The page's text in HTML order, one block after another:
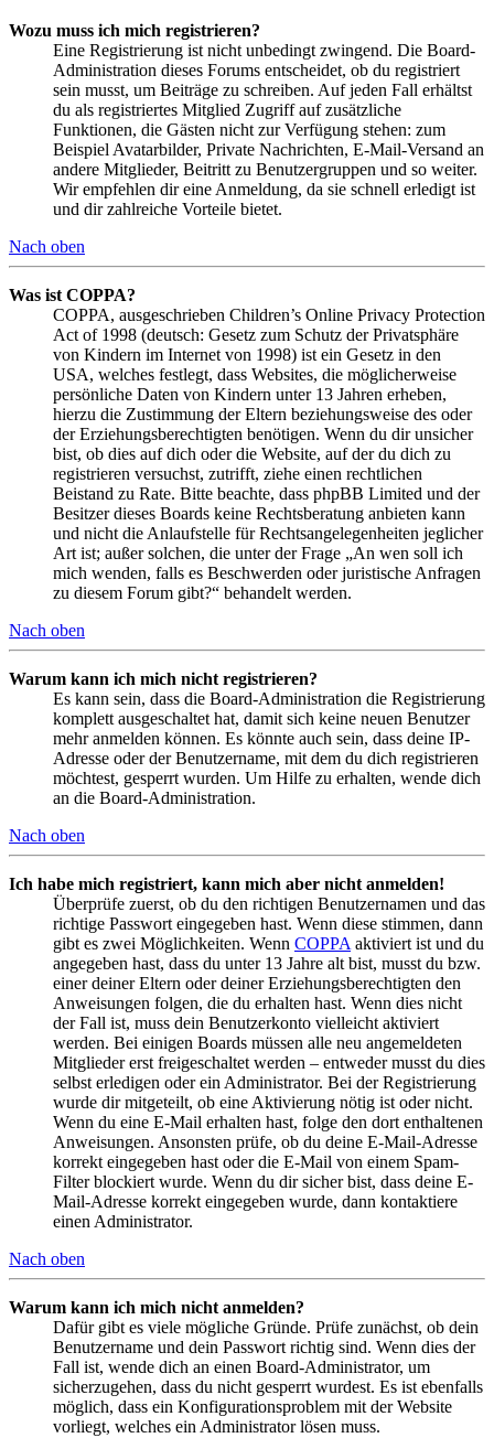
Wozu muss ich mich registrieren?
Eine Registrierung ist nicht unbedingt zwingend. Die Board-
Administration dieses Forums entscheidet, ob du registriert
sein musst, um Beiträge zu schreiben. Auf jeden Fall erhältst
du als registriertes Mitglied Zugriff auf zusätzliche
Funktionen, die Gästen nicht zur Verfügung stehen: zum
Beispiel Avatarbilder, Private Nachrichten, E-Mail-Versand an
andere Mitglieder, Beitritt zu Benutzergruppen und so weiter.
Wir empfehlen dir eine Anmeldung, da sie schnell erledigt ist
und dir zahlreiche Vorteile bietet.
Nach oben
Was ist COPPA?
COPPA, ausgeschrieben Children’s Online Privacy Protection
Act of 1998 (deutsch: Gesetz zum Schutz der Privatsphäre
von Kindern im Internet von 1998) ist ein Gesetz in den
USA, welches festlegt, dass Websites, die möglicherweise
persönliche Daten von Kindern unter 13 Jahren erheben,
hierzu die Zustimmung der Eltern beziehungsweise des oder
der Erziehungsberechtigten benötigen. Wenn du dir unsicher
bist, ob dies auf dich oder die Website, auf der du dich zu
registrieren versuchst, zutrifft, ziehe einen rechtlichen
Beistand zu Rate. Bitte beachte, dass phpBB Limited und der
Besitzer dieses Boards keine Rechtsberatung anbieten kann
und nicht die Anlaufstelle für Rechtsangelegenheiten jeglicher
Art ist; außer solchen, die unter der Frage „An wen soll ich
mich wenden, falls es Beschwerden oder juristische Anfragen
zu diesem Forum gibt?“ behandelt werden.
Nach oben
Warum kann ich mich nicht registrieren?
Es kann sein, dass die Board-Administration die Registrierung
komplett ausgeschaltet hat, damit sich keine neuen Benutzer
mehr anmelden können. Es könnte auch sein, dass deine IP-
Adresse oder der Benutzername, mit dem du dich registrieren
möchtest, gesperrt wurden. Um Hilfe zu erhalten, wende dich
an die Board-Administration.
Nach oben
Ich habe mich registriert, kann mich aber nicht anmelden!
Überprüfe zuerst, ob du den richtigen Benutzernamen und das
richtige Passwort eingegeben hast. Wenn diese stimmen, dann
gibt es zwei Möglichkeiten. Wenn COPPA aktiviert ist und du
angegeben hast, dass du unter 13 Jahre alt bist, musst du bzw.
einer deiner Eltern oder deiner Erziehungsberechtigten den
Anweisungen folgen, die du erhalten hast. Wenn dies nicht
der Fall ist, muss dein Benutzerkonto vielleicht aktiviert
werden. Bei einigen Boards müssen alle neu angemeldeten
Mitglieder erst freigeschaltet werden – entweder musst du dies
selbst erledigen oder ein Administrator. Bei der Registrierung
wurde dir mitgeteilt, ob eine Aktivierung nötig ist oder nicht.
Wenn du eine E-Mail erhalten hast, folge den dort enthaltenen
Anweisungen. Ansonsten prüfe, ob du deine E-Mail-Adresse
korrekt eingegeben hast oder die E-Mail von einem Spam-
Filter blockiert wurde. Wenn du dir sicher bist, dass deine E-
Mail-Adresse korrekt eingegeben wurde, dann kontaktiere
einen Administrator.
Nach oben
Warum kann ich mich nicht anmelden?
Dafür gibt es viele mögliche Gründe. Prüfe zunächst, ob dein
Benutzername und dein Passwort richtig sind. Wenn dies der
Fall ist, wende dich an einen Board-Administrator, um
sicherzugehen, dass du nicht gesperrt wurdest. Es ist ebenfalls
möglich, dass ein Konfigurationsproblem mit der Website
vorliegt, welches ein Administrator lösen muss.